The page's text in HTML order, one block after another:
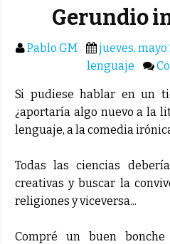
Gerundio
Pablo GM jueves, mayo
lenguaje
Si pudiese hablar en un
¿aportaría algo nuevo a la
lenguaje, a la comedia
Todas las ciencias
creativas y buscar la
religiones y viceversa...
Compré un buen